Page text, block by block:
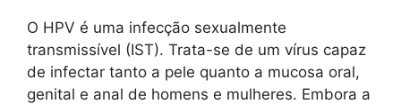
O HPV é uma infecção sexualmente
transmissível (IST). Trata-se de um vírus capaz
de infectar tanto a pele quanto a mucosa oral,
genital e anal de homens e mulheres. Embora a